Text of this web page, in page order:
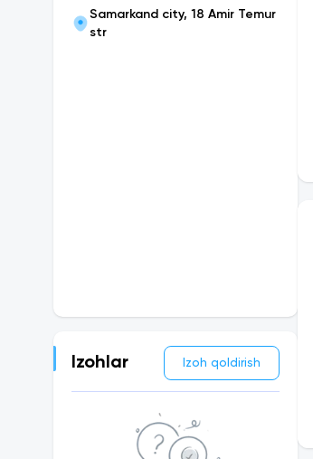
Samarkand city, 18 Amir Temur
str
Izohlar Izoh qoldirish